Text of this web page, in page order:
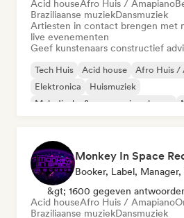
Acid houseAfro Huis / Amapiano
Braziliaanse muziekDansmuziek
Artiesten in contact brengen met
live evenementen
Geef kunstenaars constructief
Tech Huis Acid house
Afro Huis /
Elektronica
Huismuziek
Melodische & progressieve house
Monkey In Space
Booker, Label,
&gt; 1600 gegeven
Acid houseAfro Huis / Amapiano
Braziliaanse muziekDansmuziek